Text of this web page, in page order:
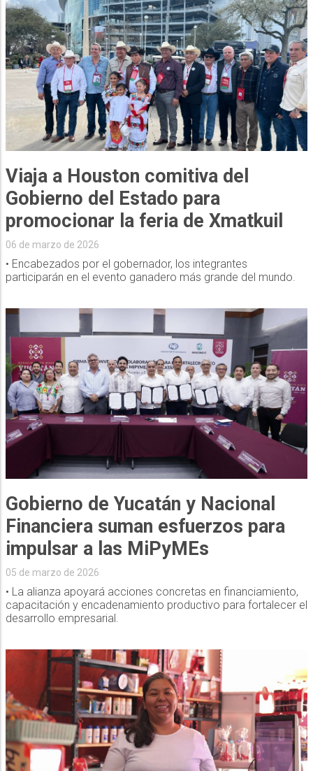
Viaja a Houston comitiva del
Gobierno del Estado para
promocionar la feria de Xmatkuil
06 de marzo de 2026
• Encabezados por el gobernador, los integrantes
participarán en el evento ganadero más grande del mundo.
Gobierno de Yucatán y Nacional
Financiera suman esfuerzos para
impulsar a las MiPyMEs
05 de marzo de 2026
• La alianza apoyará acciones concretas en financiamiento,
capacitación y encadenamiento productivo para fortalecer el
desarrollo empresarial.